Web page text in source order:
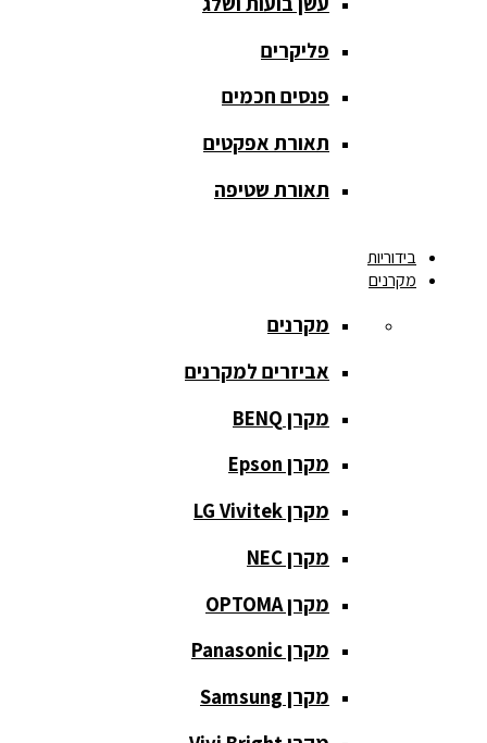
אחורית
מסך הקרנה
חצובה
מסך הקרנה
קבוע
מסך מסגרת
נייד
כלי נגינה
גיטרות
כלי נשיפה
פליקרים
פנסים חכמים
תאורת אפקטים
תאורת שטיפה
בידוריות
מקרנים
מקרנים
אביזרים למקרנים
מקרן BENQ
מקרן Epson
מקרן LG Vivitek
מקרן NEC
מקרן OPTOMA
מקרן Panasonic
מקרן Samsung